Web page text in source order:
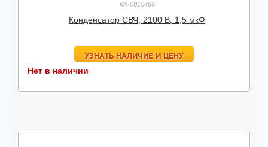
КХ-0010466
Конденсатор СВЧ, 2100 В, 1,5 мкФ
УЗНАТЬ НАЛИЧИЕ И ЦЕНУ
Нет в наличии